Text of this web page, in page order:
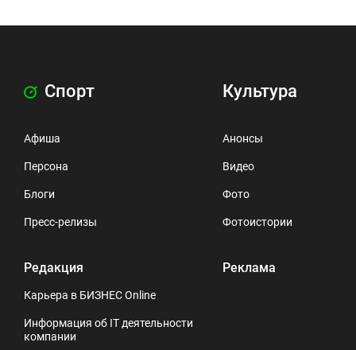
Спорт
Афиша
Персона
Блоги
Пресс-релизы
Редакция
Карьера в БИЗНЕС Online
Информация об IT деятельности
компании
Культура
Анонсы
Видео
Фото
Фотоистории
Реклама